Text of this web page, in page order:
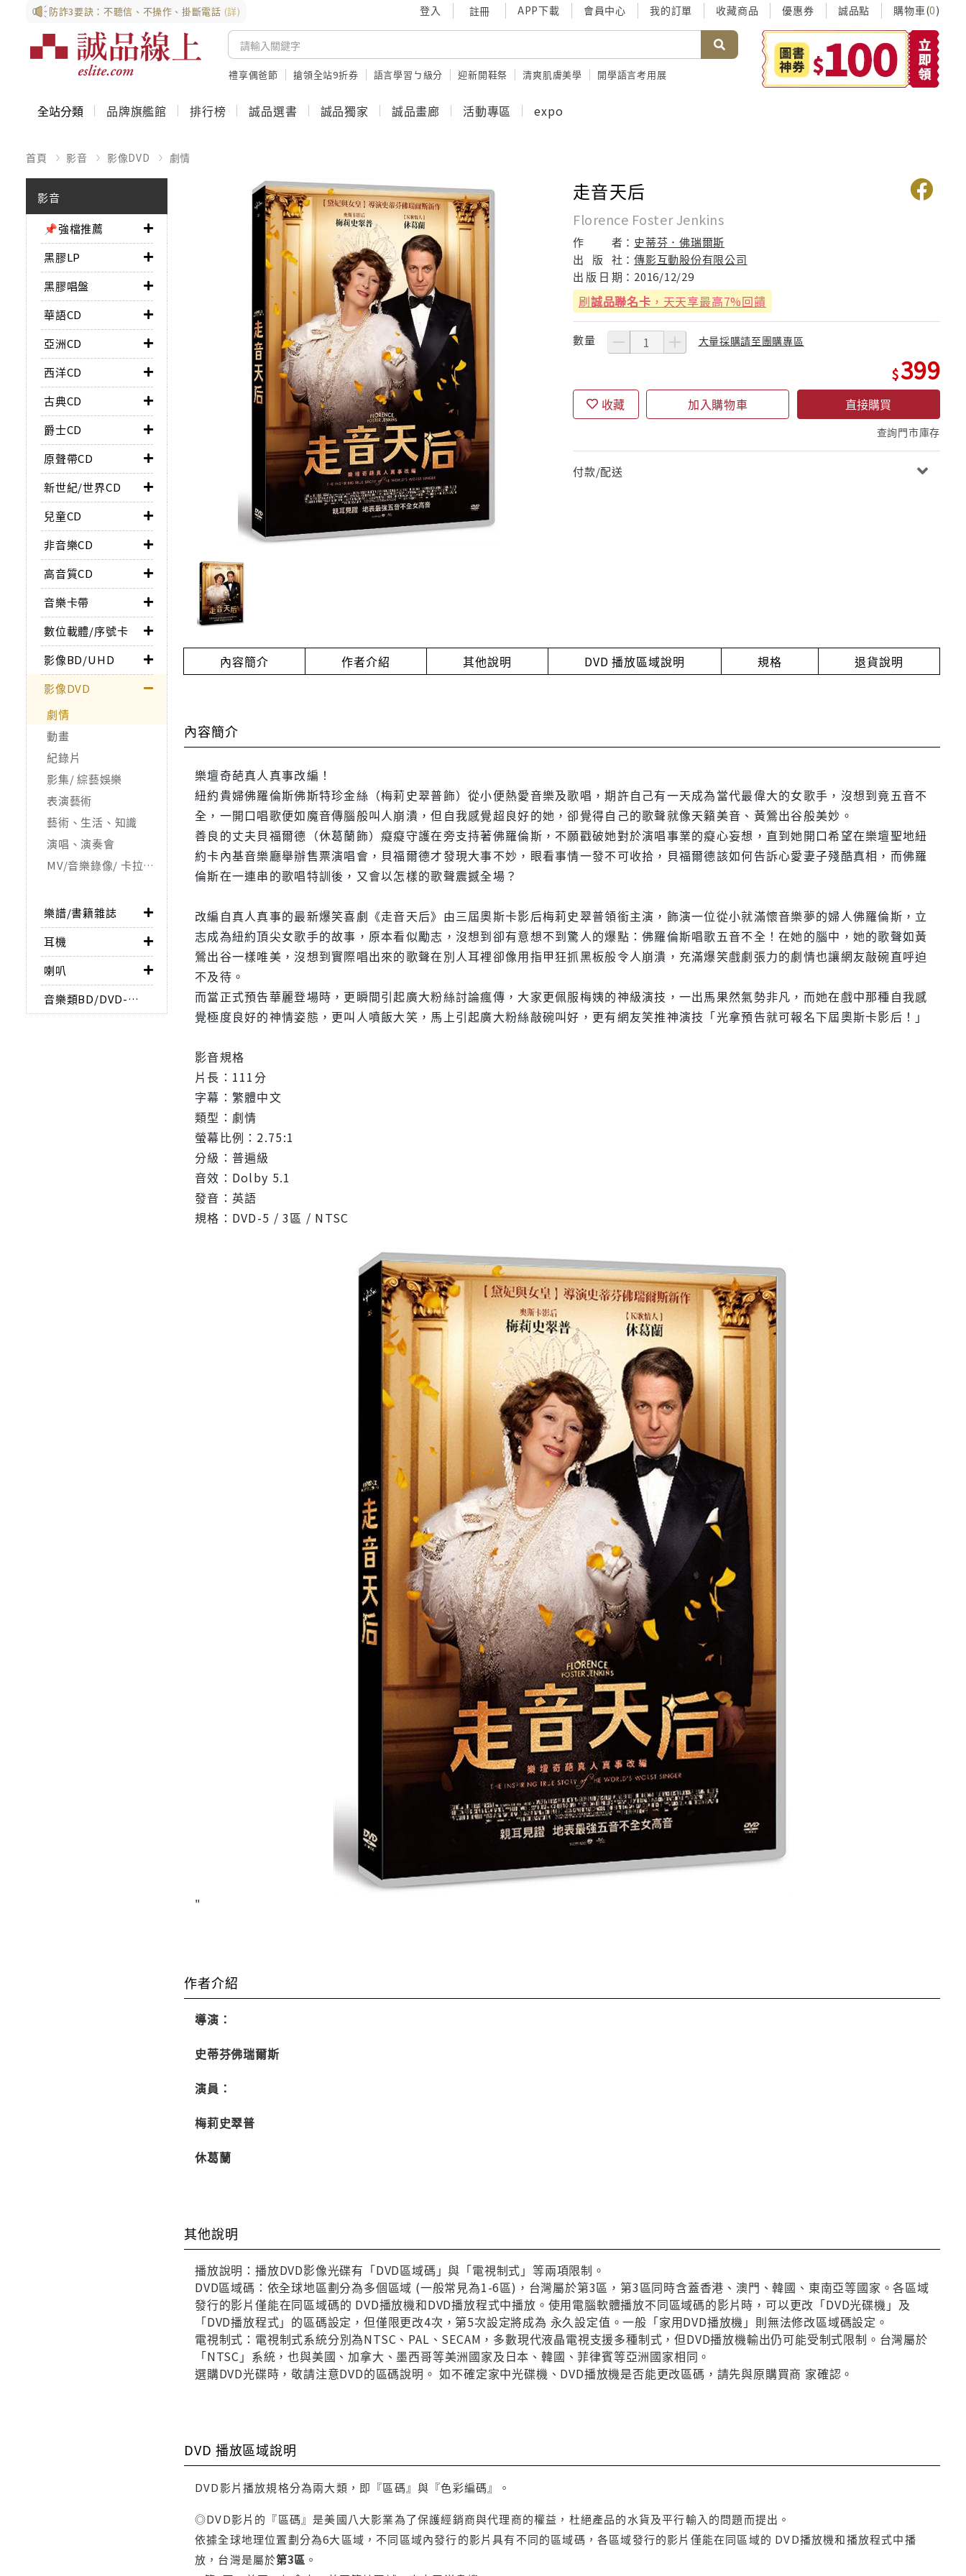
防詐3要訣：不聽信、不操作、掛斷電話 (詳) 登入 註冊 APP下載 會員中心 我的訂單 收藏商品 優惠券 誠品點 購物車(0)
禮享偶爸節 搶領全站9折券 語言學習ㄅ級分 迎新開鞋祭 清爽肌膚美學 開學語言考用展
全站分類 品牌旗艦館 排行榜 誠品選書 誠品獨家 誠品畫廊 活動專區 expo
首頁 影音 影像DVD 劇情
影音
📌強檔推薦
黑膠LP
黑膠唱盤
華語CD
亞洲CD
西洋CD
古典CD
爵士CD
原聲帶CD
新世紀/世界CD
兒童CD
非音樂CD
高音質CD
音樂卡帶
數位載體/序號卡
影像BD/UHD
影像DVD
劇情
動畫
紀錄片
影集/ 綜藝娛樂
表演藝術
藝術、生活、知識
演唱、演奏會
MV/音樂錄像/ 卡拉OK
樂譜/書籍雜誌
耳機
喇叭
音樂類BD/DVD-AUDIO
走音天后
Florence Foster Jenkins
作 者： 史蒂芬．佛瑞爾斯
出
版 社：傳影互動股份有限公司
出 版 日 期： 2016/12/29
刷誠品聯名卡 ，天天享最高7%回饋
數量 大量採購請至團購專區
399
收藏 加入購物車 直接購買
查詢門市庫存
付款/配送
內容簡介 作者介紹 其他說明 DVD 播放區域說明 規格 退貨說明
內容簡介
樂壇奇葩真人真事改編！
紐約貴婦佛羅倫斯佛斯特珍金絲（梅莉史翠普飾）從小便熱愛音樂及歌唱，期許自己有一天成為當代最偉大的女歌手，沒想到竟五音不
全，一開口唱歌便如魔音傳腦般叫人崩潰，但自我感覺超良好的她，卻覺得自己的歌聲就像天籟美音、黃鶯出谷般美妙。
善良的丈夫貝福爾德（休葛蘭飾）癡癡守護在旁支持著佛羅倫斯，不願戳破她對於演唱事業的癡心妄想，直到她開口希望在樂壇聖地紐
約卡內基音樂廳舉辦售票演唱會，貝福爾德才發現大事不妙，眼看事情一發不可收拾，貝福爾德該如何告訴心愛妻子殘酷真相，而佛羅
倫斯在一連串的歌唱特訓後，又會以怎樣的歌聲震撼全場？
改編自真人真事的最新爆笑喜劇《走音天后》由三屆奧斯卡影后梅莉史翠普領銜主演，飾演一位從小就滿懷音樂夢的婦人佛羅倫斯，立
志成為紐約頂尖女歌手的故事，原本看似勵志，沒想到卻有意想不到驚人的爆點：佛羅倫斯唱歌五音不全！在她的腦中，她的歌聲如黃
鶯出谷一樣唯美，沒想到實際唱出來的歌聲在別人耳裡卻像用指甲狂抓黑板般令人崩潰，充滿爆笑戲劇張力的劇情也讓網友敲碗直呼迫
不及待。
而當正式預告華麗登場時，更瞬間引起廣大粉絲討論瘋傳，大家更佩服梅姨的神級演技，一出馬果然氣勢非凡，而她在戲中那種自我感
覺極度良好的神情姿態，更叫人噴飯大笑，馬上引起廣大粉絲敲碗叫好，更有網友笑推神演技「光拿預告就可報名下屆奧斯卡影后！」
影音規格
片長：111分
字幕：繁體中文
類型：劇情
螢幕比例：2.75:1
分級：普遍級
音效：Dolby 5.1
發音：英語
規格：DVD-5 / 3區 / NTSC
"
作者介紹
導演：
史蒂芬佛瑞爾斯
演員：
梅莉史翠普
休葛蘭
其他說明
播放說明：播放DVD影像光碟有「DVD區域碼」與「電視制式」等兩項限制。
DVD區域碼：依全球地區劃分為多個區域 (一般常見為1-6區)，台灣屬於第3區，第3區同時含蓋香港、澳門、韓國、東南亞等國家。各區域
發行的影片僅能在同區域碼的 DVD播放機和DVD播放程式中播放。使用電腦軟體播放不同區域碼的影片時，可以更改「DVD光碟機」及
「DVD播放程式」的區碼設定，但僅限更改4次，第5次設定將成為 永久設定值。一般「家用DVD播放機」則無法修改區域碼設定。
電視制式：電視制式系統分別為NTSC、PAL、SECAM，多數現代液晶電視支援多種制式，但DVD播放機輸出仍可能受制式限制。台灣屬於
「NTSC」系統，也與美國、加拿大、墨西哥等美洲國家及日本、韓國、菲律賓等亞洲國家相同。
選購DVD光碟時，敬請注意DVD的區碼說明。 如不確定家中光碟機、DVD播放機是否能更改區碼，請先與原購買商 家確認。
DVD 播放區域說明
DVD影片播放規格分為兩大類，即『區碼』與『色彩編碼』。
◎DVD影片的『區碼』是美國八大影業為了保護經銷商與代理商的權益，杜絕產品的水貨及平行輸入的問題而提出。
依據全球地理位置劃分為6大區域，不同區域內發行的影片具有不同的區域碼，各區域發行的影片僅能在同區域的 DVD播放機和播放程式中播
放，台灣是屬於第3區 。